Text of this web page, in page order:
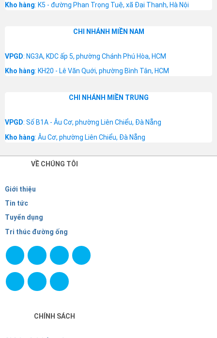
Kho hàng: K5 - đường Phan Trọng Tuệ, xã Đại Thanh, Hà Nội
CHI NHÁNH MIỀN NAM
VPGD: NG3A, KDC ấp 5, phường Chánh Phú Hòa, HCM
Kho hàng: KH20 - Lê Văn Quới, phường Bình Tân, HCM
CHI NHÁNH MIỀN TRUNG
VPGD: Số B1A - Âu Cơ, phường Liên Chiểu, Đà Nẵng
Kho hàng: Âu Cơ, phường Liên Chiểu, Đà Nẵng
VỀ CHÚNG TÔI
Giới thiệu
Tin tức
Tuyển dụng
Tri thúc đường ống
CHÍNH SÁCH